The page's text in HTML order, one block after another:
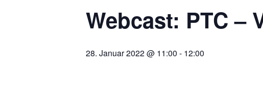
Webcast: PTC –
28. Januar 2022 @ 11:00 - 12:00